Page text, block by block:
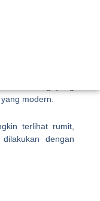
modern.
terlihat rumit,
dengan